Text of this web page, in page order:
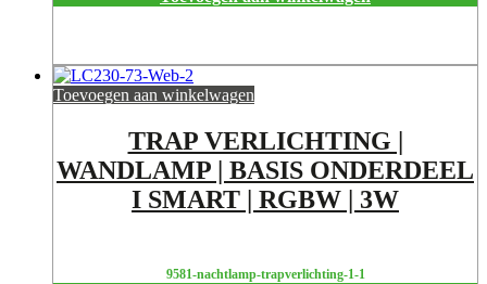
Toevoegen aan winkelwagen
TRAP VERLICHTING |
WANDLAMP | BASIS ONDERDEEL
I SMART | RGBW | 3W
9581-nachtlamp-trapverlichting-1-1